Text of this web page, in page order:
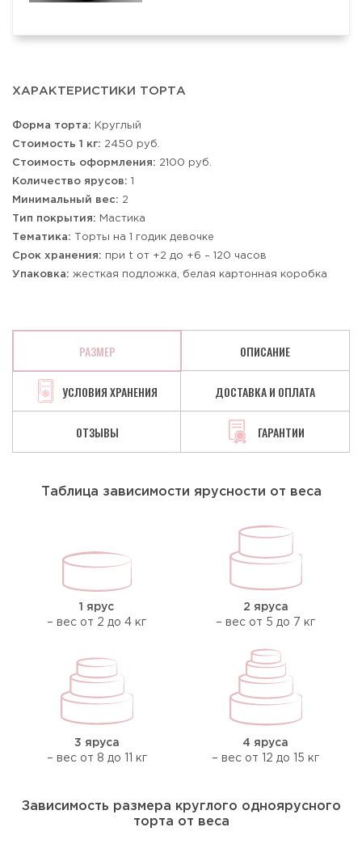
ХАРАКТЕРИСТИКИ ТОРТА
Форма торта: Круглый
Стоимость 1 кг: 2450 руб.
Стоимость оформления: 2100 руб.
Количество ярусов: 1
Минимальный вес: 2
Тип покрытия: Мастика
Тематика: Торты на 1 годик девочке
Срок хранения: при t от +2 до +6 – 120 часов
Упаковка: жесткая подложка, белая картонная коробка
РАЗМЕР ОПИСАНИЕ
УСЛОВИЯ ХРАНЕНИЯ ДОСТАВКА И ОПЛАТА
ОТЗЫВЫ ГАРАНТИИ
Таблица зависимости ярусности от веса
1 ярус
– вес от 2 до 4 кг
2 яруса
– вес от 5 до 7 кг
3 яруса
– вес от 8 до 11 кг
4 яруса
– вес от 12 до 15 кг
Зависимость размера круглого одноярусного
торта от веса